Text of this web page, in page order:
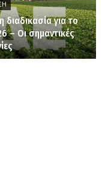
διαδικασία για το
– Οι σημαντικές